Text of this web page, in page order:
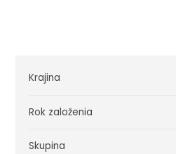
Krajina
Rok založenia
Skupina